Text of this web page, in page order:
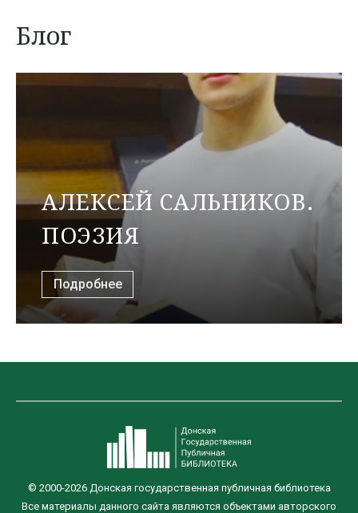
Блог
АЛЕКСЕЙ САЛЬНИКОВ.
ПОЭЗИЯ
Подробнее
© 2000-2026 Донская государственная публичная библиотека
Все материалы данного сайта являются объектами авторского